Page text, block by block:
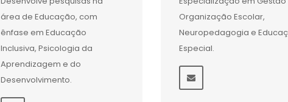
área de Educação, com
ênfase em Educação
Inclusiva, Psicologia da
Aprendizagem e do
Desenvolvimento.
Organização Escolar,
Neuropedagogia e
Especial.